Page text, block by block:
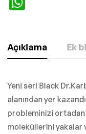
Açıklama Ek
Yeni seri Black
alanından yer
probleminizi
moleküllerini yakalar